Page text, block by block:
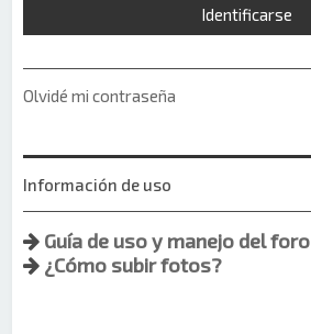
Olvidé mi contraseña
Información de uso
Guía de uso y manejo del foro
¿Cómo subir fotos?